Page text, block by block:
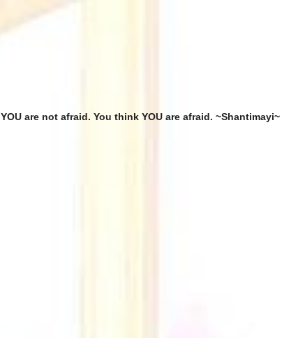
YOU are not afraid. You think YOU are afraid. ~Shantimayi~